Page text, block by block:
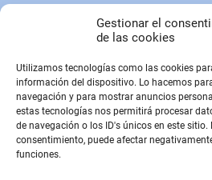
Gestionar el
de las cookies
Utilizamos tecnologías como las cookies
información del dispositivo. Lo hacemos
navegación y para mostrar anuncios
estas tecnologías nos permitirá procesar
de navegación o los ID's únicos en este sitio.
consentimiento, puede afectar
funciones.
Copyright © Parkalia.es
PÁGINAS EMPRESA
Contacto
Sobre Nosotros
Sitemap